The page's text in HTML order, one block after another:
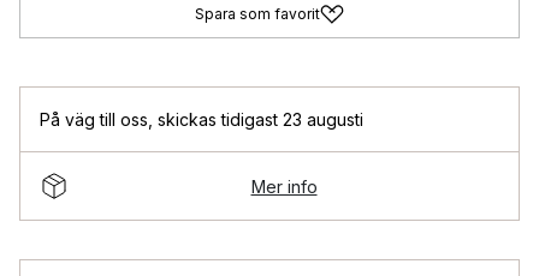
Spara som favorit
På väg till oss skickas tidigast 23 augusti
Mer info